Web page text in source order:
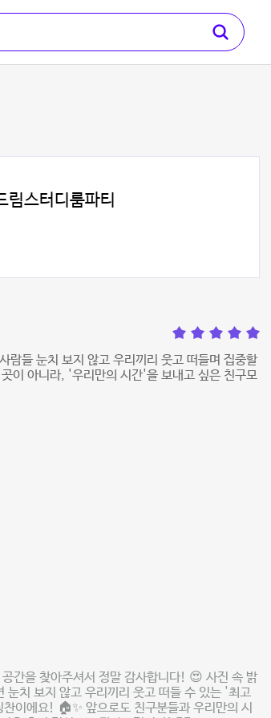
림스터디룸파티
람들 눈치 보지 않고 우리끼리 웃고 떠들며 집중할
이 아니라, '우리만의 시간'을 보내고 싶은 친구모
간을 찾아주셔서 정말 감사합니다! 😍 사진 속 밝
치 보지 않고 우리끼리 웃고 떠들 수 있는 '최고
이에요! 🏠✨ 앞으로도 친구분들과 우리만의 시